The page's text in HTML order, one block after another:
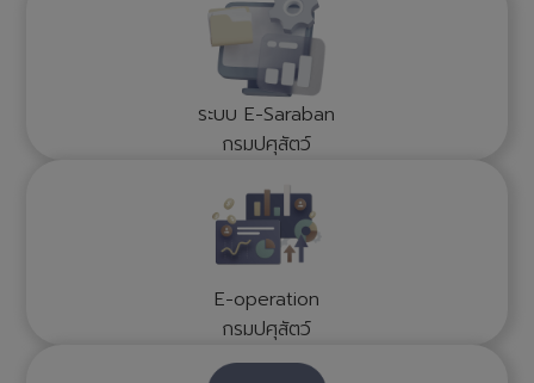
ระบบ E-Saraban
กรมปศุสัตว์
E-operation
กรมปศุสัตว์